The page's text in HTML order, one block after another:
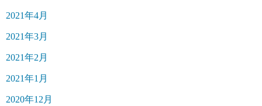
2021年4月
2021年3月
2021年2月
2021年1月
2020年12月